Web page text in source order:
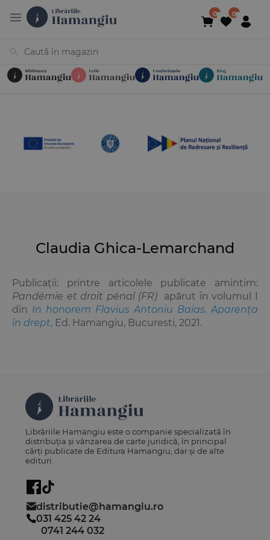
Claudia Ghica-Lemarchand
Publicații: printre articolele publicate amintim:
Pandémie et droit pénal (FR) apărut în volumul I
din In honorem Flavius Antoniu Baias. Aparența
în drept, Ed. Hamangiu, Bucuresti, 2021.
Librăriile Hamangiu este o companie specializată în
distribuția și vânzarea de carte juridică, în principal
cărți publicate de Editura Hamangiu, dar și de alte
edituri.
distributie@hamangiu.ro
031 425 42 24
0741 244 032